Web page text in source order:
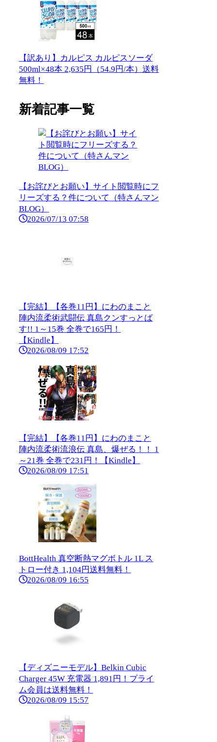
【訳あり】カルピス カルピスソーダ
500ml×48本 2,635円（54.9円/本）送料
無料！
新着記事一覧
【お詫びとお願い】サイト閲覧時にフ
リーズする？件について（特さんマン
BLOG）
2026/07/13 07:58
【完結】【各巻11円】にわのまこと
陣内流柔術武闘伝 真島クンすっとば
す!! 1～15巻 全巻で165円！
【Kindle】
2026/08/09 17:52
【完結】【各巻11円】にわのまこと
陣内流柔術流浪伝 真島、爆ぜる！！ 1
～21巻 全巻で231円！【Kindle】
2026/08/09 17:51
BottHealth 真空断熱マグボトル 1L ス
トロー付き 1,104円送料無料！
2026/08/09 16:55
【ディズニーモデル】Belkin Cubic
Charger 45W 充電器 1,891円！プライ
ム会員は送料無料！
2026/08/09 15:57